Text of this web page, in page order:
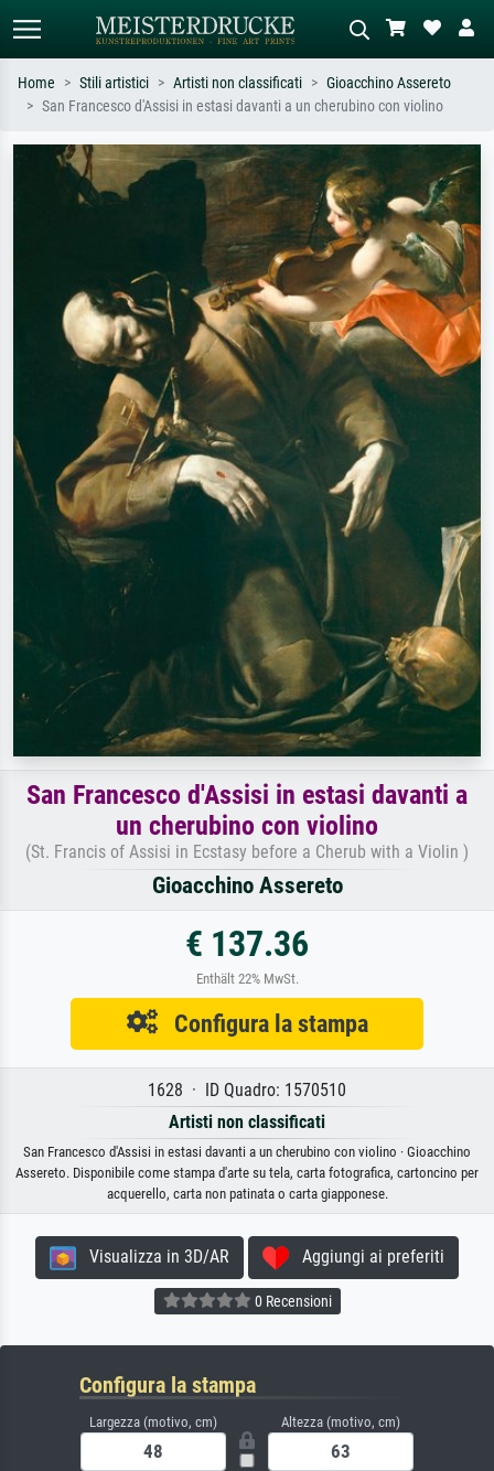
Cerca per artista, titolo o stile – es.
Monet, Notte stellata,
Impressionismo, onda di Hokusai,
Descrivi la scena – es. prato verde,
astratto con molto rosso, dipinto a
olio scuro, nudo in piedi vicino a un
albero.
Home Stili artistici Artisti non classificati
Gioacchino Assereto
San Francesco d'Assisi in estasi davanti a un cherubino con violino
San Francesco d'Assisi in estasi davanti a
un cherubino con violino
(St. Francis of Assisi in Ecstasy before a Cherub with a Violin )
Gioacchino Assereto
€ 137.36
Enthält 22% MwSt.
Configura la stampa
1628 · ID Quadro: 1570510
Artisti non classificati
San Francesco d'Assisi in estasi davanti a un cherubino con violino · Gioacchino
Assereto. Disponibile come stampa d'arte su tela, carta fotografica, cartoncino per
acquerello, carta non patinata o carta giapponese.
Visualizza in 3D/AR Aggiungi ai preferiti
0 Recensioni
Configura la stampa
Largezza (motivo, cm) Altezza (motivo, cm)